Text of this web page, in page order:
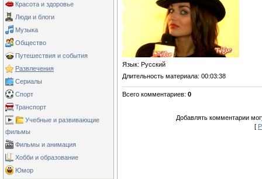
Красота и здоровье
Люди и блоги
Музыка
Общество
Путешествия и события
Развлечения
Сериалы
Спорт
Транспорт
Учебные и развивающие
фильмы
Фильмы и анимация
Хобби и образование
Юмор
Язык: Русский
Длительность материала: 00:03:38
Всего комментариев: 0
Добавлять комментарии
[